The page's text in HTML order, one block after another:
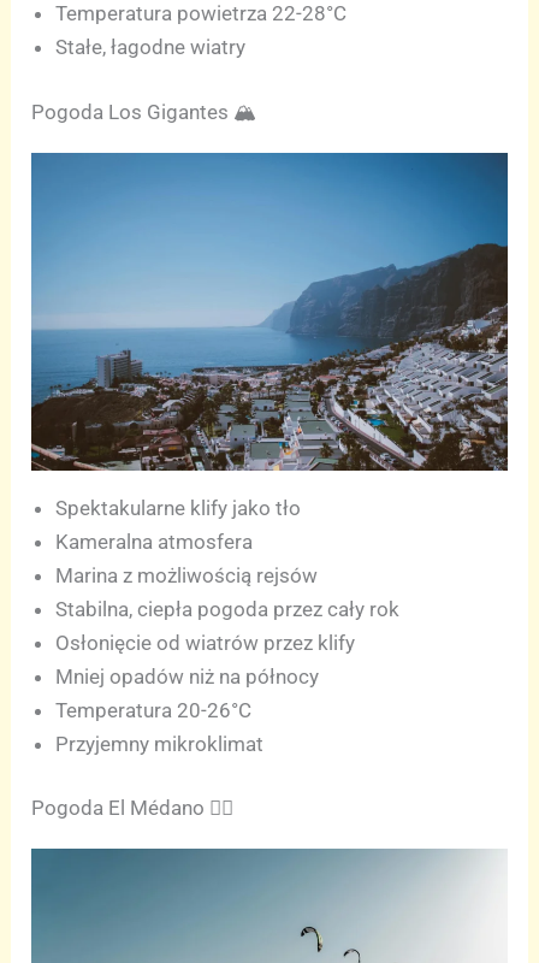
Temperatura powietrza 22-28°C
Stałe, łagodne wiatry
Pogoda Los Gigantes 🏔️
Spektakularne klify jako tło
Kameralna atmosfera
Marina z możliwością rejsów
Stabilna, ciepła pogoda przez cały rok
Osłonięcie od wiatrów przez klify
Mniej opadów niż na północy
Temperatura 20-26°C
Przyjemny mikroklimat
Pogoda El Médano 🏄‍♂️